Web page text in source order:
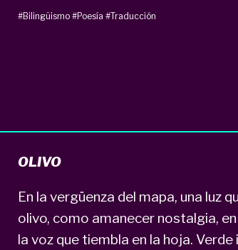
#Bilingüismo #Poesía #Traducción
OLIVO
En la vergüenza del mapa, una luz
olivo, como amanecer nostalgia,
la voz que tiembla en la hoja. Verde